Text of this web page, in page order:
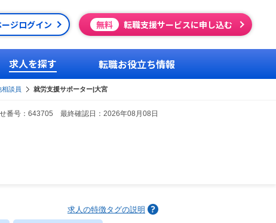
ジログイン 無料 転職支援サービスに申し込む
求人を探す 転職お役立ち情報
相談員 就労支援サポーター|大宮
番号：643705 最終確認日：2026年08月08日
求人の特徴タグの説明